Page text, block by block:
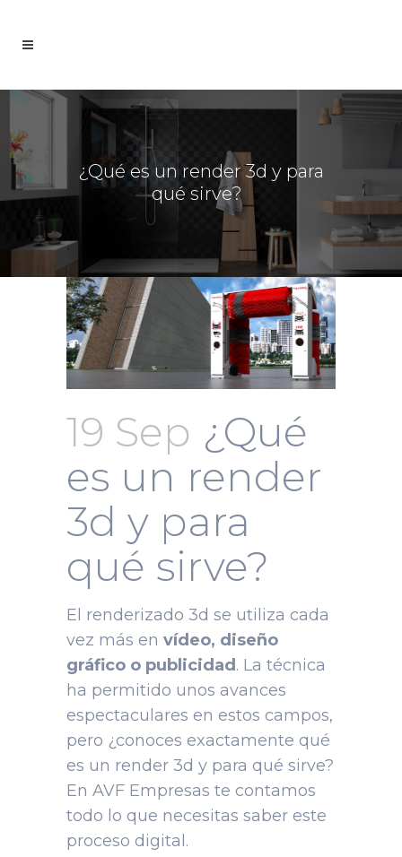
¿Qué es un render 3d y para
qué sirve?
19 Sep ¿Qué
es un render
3d y para
qué sirve?
El renderizado 3d se utiliza cada
vez más en vídeo, diseño
gráfico o publicidad. La técnica
ha permitido unos avances
espectaculares en estos campos,
pero ¿conoces exactamente qué
es un render 3d y para qué sirve?
En AVF Empresas te contamos
todo lo que necesitas saber este
proceso digital.